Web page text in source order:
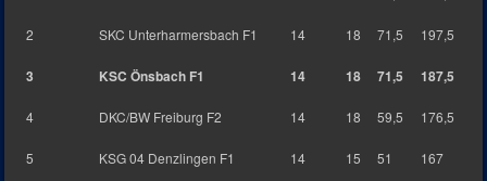
2 SKC Unterharmersbach F1 14 18 71,5 197,5
3 KSC Önsbach F1 14 18 71,5 187,5
4 DKC/BW Freiburg F2 14 18 59,5 176,5
5 KSG 04 Denzlingen F1 14 15 51 167